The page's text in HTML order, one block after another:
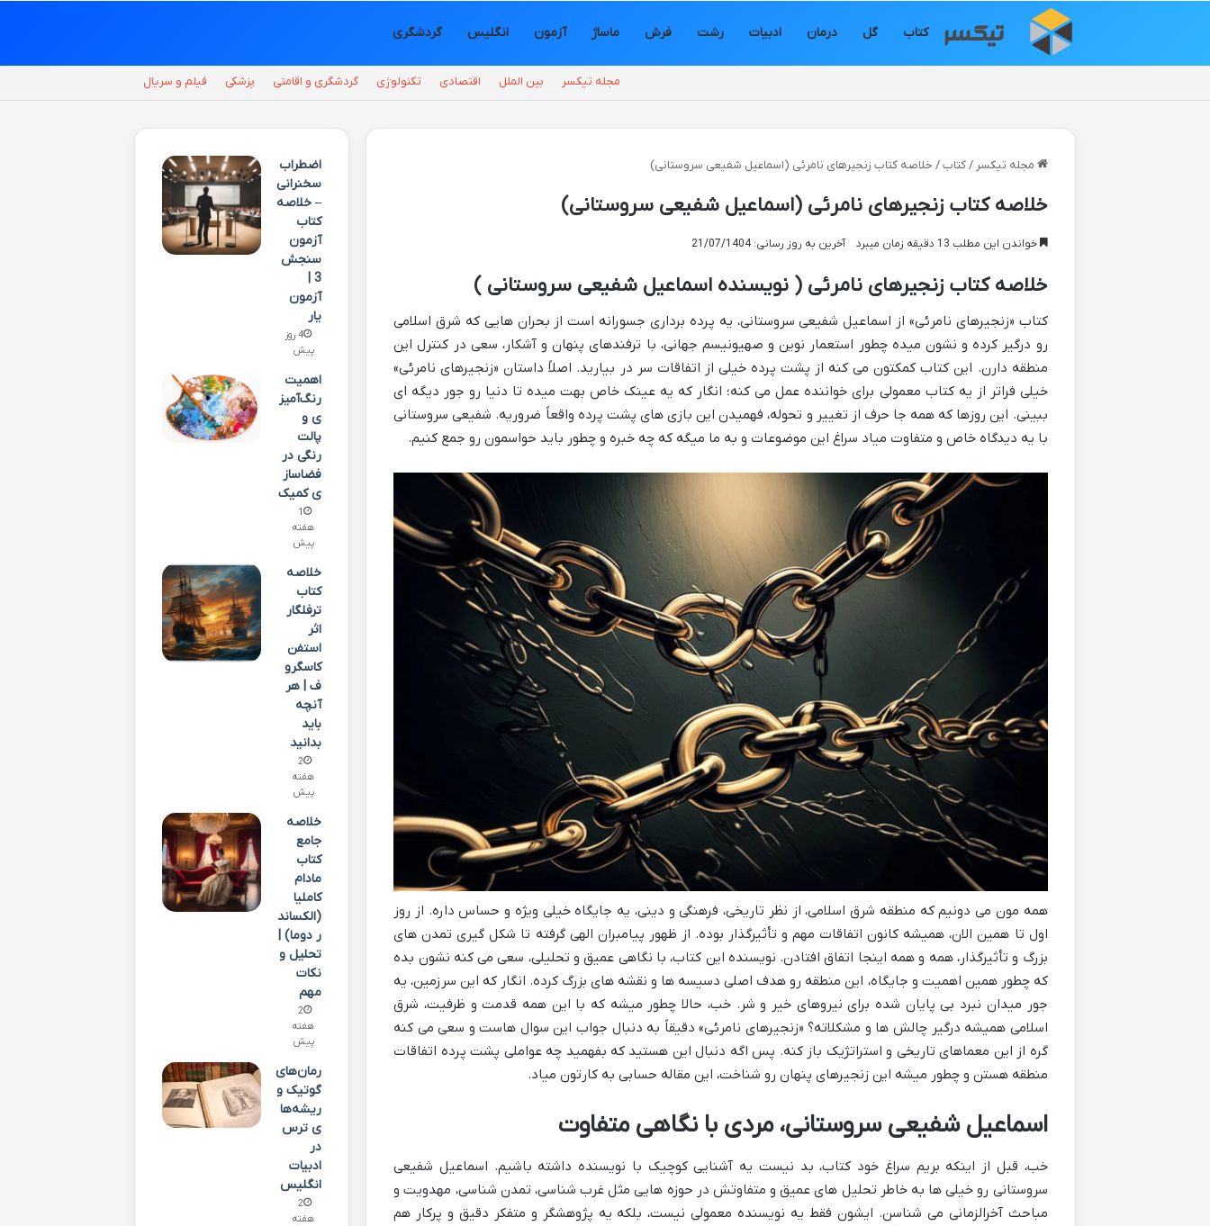
کتاب گل درمان ادبیات رشت فرش ماساژ آزمون انگلیس گردشگری
مجله تیکسر بین الملل اقتصادی تکنولوژی گردشگری و اقامتی پزشکی فیلم و سریال
مجله تیکسر / کتاب / خلاصه کتاب زنجیرهای نامرئی (اسماعیل شفیعی سروستانی)
خلاصه کتاب زنجیرهای نامرئی (اسماعیل شفیعی سروستانی)
آخرین به روز رسانی: 21/07/1404 خواندن این مطلب 13 دقیقه زمان میبرد
خلاصه کتاب زنجیرهای نامرئی ( نویسنده اسماعیل شفیعی سروستانی )
کتاب «زنجیرهای نامرئی» از اسماعیل شفیعی سروستانی، یه پرده برداری جسورانه است از بحران هایی که شرق اسلامی
رو درگیر کرده و نشون میده چطور استعمار نوین و صهیونیسم جهانی، با ترفندهای پنهان و آشکار، سعی در کنترل این
منطقه دارن. این کتاب کمکتون می کنه از پشت پرده خیلی از اتفاقات سر در بیارید. اصلاً داستان «زنجیرهای نامرئی»
خیلی فراتر از یه کتاب معمولی برای خواننده عمل می کنه؛ انگار که یه عینک خاص بهت میده تا دنیا رو جور دیگه ای
ببینی. این روزها که همه جا حرف از تغییر و تحوله، فهمیدن این بازی های پشت پرده واقعاً ضروریه. شفیعی سروستانی
با یه دیدگاه خاص و متفاوت میاد سراغ این موضوعات و به ما میگه که چه خبره و چطور باید حواسمون رو جمع کنیم.
همه مون می دونیم که منطقه شرق اسلامی، از نظر تاریخی، فرهنگی و دینی، یه جایگاه خیلی ویژه و حساس داره. از روز
اول تا همین الان، همیشه کانون اتفاقات مهم و تأثیرگذار بوده. از ظهور پیامبران الهی گرفته تا شکل گیری تمدن های
بزرگ و تأثیرگذار، همه و همه اینجا اتفاق افتادن. نویسنده این کتاب، با نگاهی عمیق و تحلیلی، سعی می کنه نشون بده
که چطور همین اهمیت و جایگاه، این منطقه رو هدف اصلی دسیسه ها و نقشه های بزرگ کرده. انگار که این سرزمین، یه
جور میدان نبرد بی پایان شده برای نیروهای خیر و شر. خب، حالا چطور میشه که با این همه قدمت و ظرفیت، شرق
اسلامی همیشه درگیر چالش ها و مشکلاته؟ «زنجیرهای نامرئی» دقیقاً به دنبال جواب این سوال هاست و سعی می کنه
گره از این معماهای تاریخی و استراتژیک باز کنه. پس اگه دنبال این هستید که بفهمید چه عواملی پشت پرده اتفاقات
منطقه هستن و چطور میشه این زنجیرهای پنهان رو شناخت، این مقاله حسابی به کارتون میاد.
اسماعیل شفیعی سروستانی، مردی با نگاهی متفاوت
خب، قبل از اینکه بریم سراغ خود کتاب، بد نیست یه آشنایی کوچیک با نویسنده داشته باشیم. اسماعیل شفیعی
سروستانی رو خیلی ها به خاطر تحلیل های عمیق و متفاوتش در حوزه هایی مثل غرب شناسی، تمدن شناسی، مهدویت و
مباحث آخرالزمانی می شناسن. ایشون فقط یه نویسنده معمولی نیست، بلکه یه پژوهشگر و متفکر دقیق و پرکار هم
اضطراب
سخنرانی
– خلاصه
کتاب
آزمون
سنجش
3 |
آزمون
یار
4 روز
پیش
اهمیت
رنگ‌آمیز
ی و
پالت
رنگی در
فضاساز
ی کمیک
1
هفته
پیش
خلاصه
کتاب
ترفلگار
اثر
استفن
کاسگرو
ف | هر
آنچه
باید
بدانید
2
هفته
پیش
خلاصه
جامع
کتاب
مادام
کاملیا
(الکساند
ر دوما) |
تحلیل و
نکات
مهم
2
هفته
پیش
رمان‌های
گوتیک و
ریشه‌ها
ی ترس
در
ادبیات
انگلیس
2
هفته